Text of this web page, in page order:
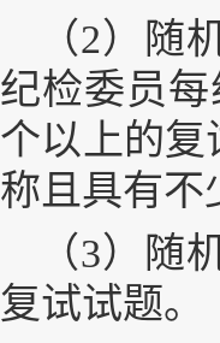
（2）随
纪检委员
个以上的复
称且具有不
（3）随
复试试题。